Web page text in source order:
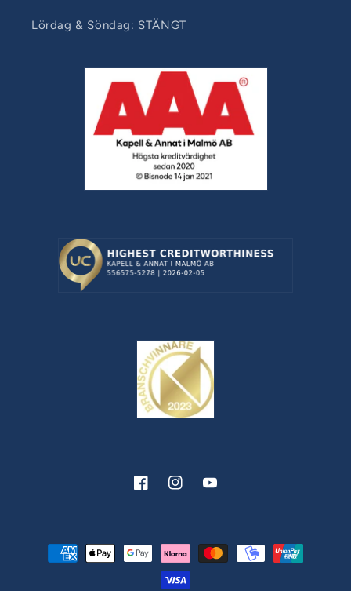
Lördag & Söndag: STÄNGT
FacebookInstagramYouTube
Betalningsmetoder